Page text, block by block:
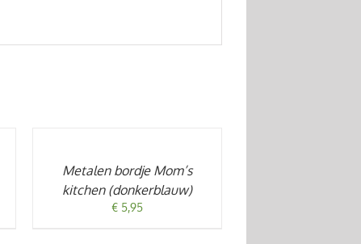
DETAILSMetalen bordje Mom’s
kitchen (donkerblauw)
€ 5,95